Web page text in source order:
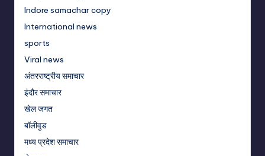
Indore samachar copy
International news
sports
Viral news
अंतरराष्ट्रीय समाचार
इंदौर समाचार
खेल जगत
बॉलीवुड
मध्य प्रदेश समाचार